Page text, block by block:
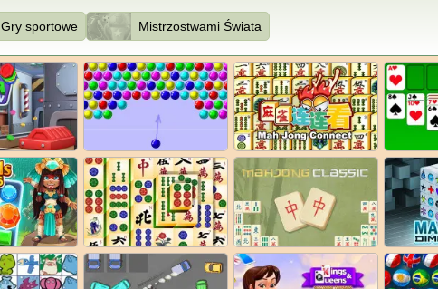
Gry sportowe Mistrzostwami Świata